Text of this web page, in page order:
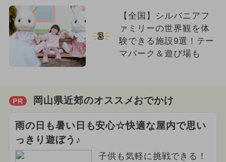
3
【全国】シルバニアフ
ァミリーの世界観を体
験できる施設9選！テー
マパーク＆遊び場も
PR 岡山県近郊のオススメおでかけ
雨の日も暑い日も安心☆快適な屋内で思い
っきり遊ぼう♪
子供も気軽に挑戦できる！